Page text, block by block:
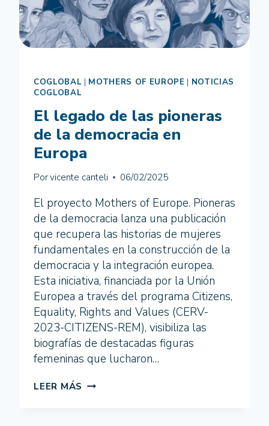
COGLOBAL MOTHERS OF EUROPE
NOTICIAS
COGLOBAL
El legado de las pioneras
de la democracia en
Europa
Porvicente canteli 06/02/2025
El proyecto Mothers of Europe. Pioneras
de la democracia lanza una publicación
que recupera las historias de mujeres
fundamentales en la construcción de la
democracia y la integración europea.
Esta iniciativa, financiada por la Unión
Europea a través del programa Citizens,
Equality, Rights and Values (CERV-
2023-CITIZENS-REM), visibiliza las
biografías de destacadas figuras
femeninas que lucharon…
LEER MÁS EL